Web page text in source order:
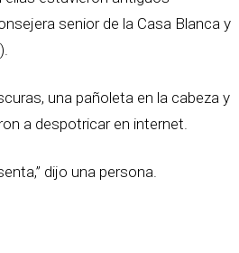
senior de la Casa Blanca y
una pañoleta en la cabeza y
a despotricar en internet.
dijo una persona.